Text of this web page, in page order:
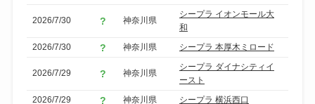
2026/7/30 神奈川県
シープラ イオンモール大
和
2026/7/30
神奈川県 シープラ 本厚木ミロード
2026/7/29 神奈川県
シープラ ダイナシティイ
ースト
2026/7/29
神奈川県 シープラ 横浜西口